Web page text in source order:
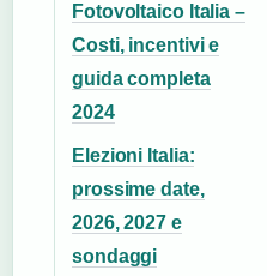
Fotovoltaico Italia –
Costi, incentivi e
guida completa
2024
Elezioni Italia:
prossime date,
2026, 2027 e
sondaggi